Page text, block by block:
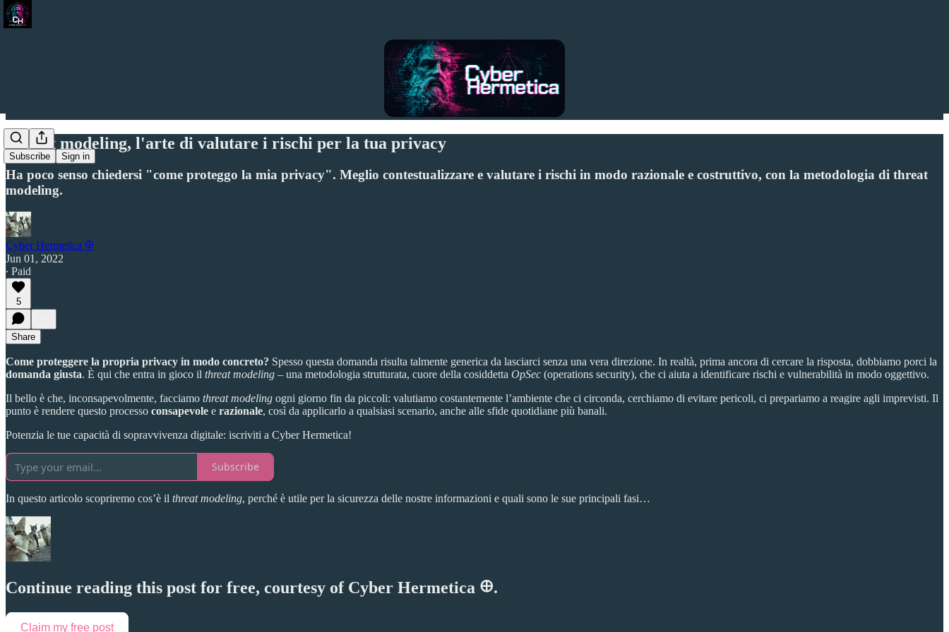
Subscribe Sign in
Threat modeling, l'arte di valutare i rischi per la tua privacy
Ha poco senso chiedersi "come proteggo la mia privacy". Meglio contestualizzare e valutare i rischi in modo razionale e costruttivo, con la metodologia di threat
modeling.
Cyber Hermetica 𐀏
Jun 01, 2022
∙ Paid
5
Share
Come proteggere la propria privacy in modo concreto? Spesso questa domanda risulta talmente generica da lasciarci senza una vera direzione. In realtà, prima ancora di cercare la risposta, dobbiamo porci la
domanda giusta. È qui che entra in gioco il threat modeling – una metodologia strutturata, cuore della cosiddetta OpSec (operations security), che ci aiuta a identificare rischi e vulnerabilità in modo oggettivo.
Il bello è che, inconsapevolmente, facciamo threat modeling ogni giorno fin da piccoli: valutiamo costantemente l’ambiente che ci circonda, cerchiamo di evitare pericoli, ci prepariamo a reagire agli imprevisti. Il
punto è rendere questo processo consapevole e razionale, così da applicarlo a qualsiasi scenario, anche alle sfide quotidiane più banali.
Potenzia le tue capacità di sopravvivenza digitale: iscriviti a Cyber Hermetica!
Subscribe
In questo articolo scopriremo cos’è il threat modeling, perché è utile per la sicurezza delle nostre informazioni e quali sono le sue principali fasi…
Continue reading this post for free, courtesy of Cyber Hermetica 𐀏.
Claim my free post